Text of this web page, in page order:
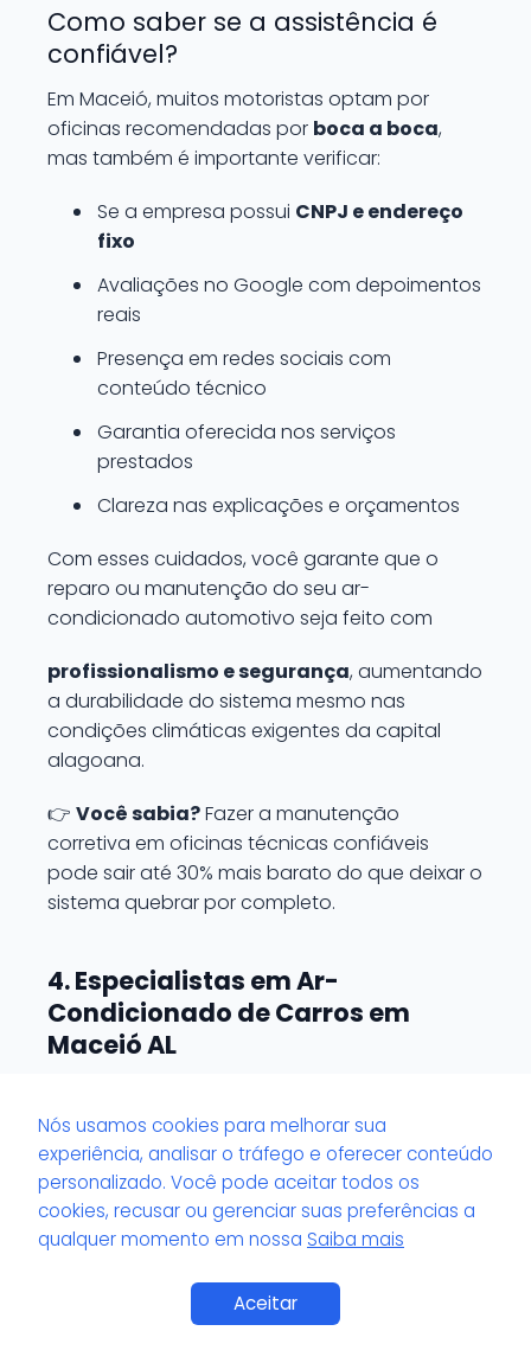
Como saber se a assistência é
confiável?
Em Maceió, muitos motoristas optam por
oficinas recomendadas por boca a boca,
mas também é importante verificar:
Se a empresa possui CNPJ e endereço
fixo
Avaliações no Google com depoimentos
reais
Presença em redes sociais com
conteúdo técnico
Garantia oferecida nos serviços
prestados
Clareza nas explicações e orçamentos
Com esses cuidados, você garante que o
reparo ou manutenção do seu ar-
condicionado automotivo seja feito com
profissionalismo e segurança, aumentando
a durabilidade do sistema mesmo nas
condições climáticas exigentes da capital
alagoana.
👉 Você sabia?Fazer a manutenção
corretiva em oficinas técnicas confiáveis
pode sair até 30% mais barato do que deixar o
sistema quebrar por completo.
4. Especialistas em Ar-
Condicionado de Carros em
Maceió AL
Por que contar com especialistas
faz toda a diferença?
Olha só que legal:muitos motoristas de
Maceió ainda acreditam que qualquer oficina
pode mexer no ar-condicionado do carro —
mas a verdade é queapenas especialistas
conseguem garantir um serviço completo,
Nós usamos cookies para melhorar sua
experiência, analisar o tráfego e oferecer conteúdo
personalizado. Você pode aceitar todos os
cookies, recusar ou gerenciar suas preferências a
qualquer momento em nossa Saiba mais
Aceitar